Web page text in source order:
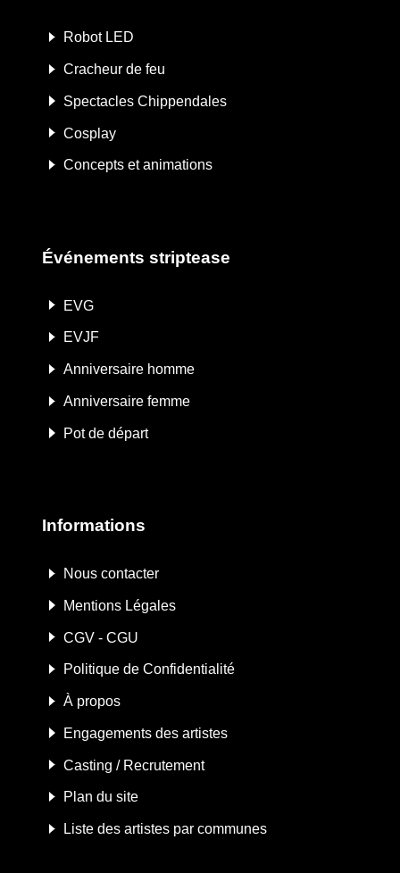
Robot LED
Cracheur de feu
Spectacles Chippendales
Cosplay
Concepts et animations
Événements striptease
EVG
EVJF
Anniversaire homme
Anniversaire femme
Pot de départ
Informations
Nous contacter
Mentions Légales
CGV - CGU
Politique de Confidentialité
À propos
Engagements des artistes
Casting / Recrutement
Plan du site
Liste des artistes par communes